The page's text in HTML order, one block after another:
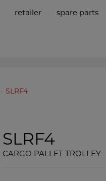
retailer spare parts
SLRF4
SLRF4
CARGO PALLET TROLLEY